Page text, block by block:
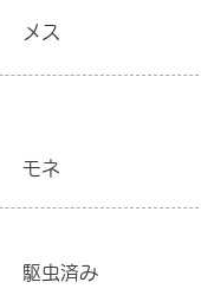
メス
モネ
駆虫済み